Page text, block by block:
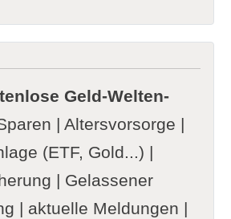
Geld-Welten-
| Altersvorsorge |
(ETF, Gold...) |
| Gelassener
| aktuelle Meldungen |